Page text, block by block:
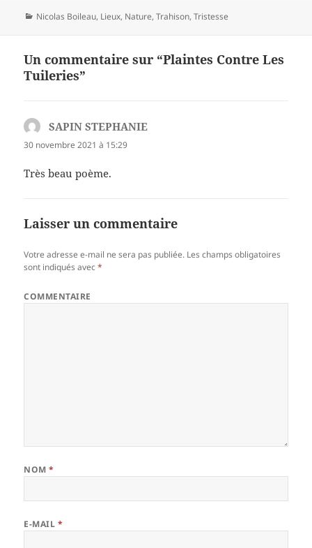
Catégories
Nicolas Boileau, Lieux, Nature,Trahison,Tristesse
Un commentaire sur “Plaintes Contre Les
Tuileries”
SAPIN STEPHANIE
30 novembre 2021 à 15:29
Très beau poème.
Laisser un commentaire
Votre adresse e-mail ne sera pas publiée. Les champs obligatoires
sont indiqués avec*
COMMENTAIRE
NOM*
E-MAIL *